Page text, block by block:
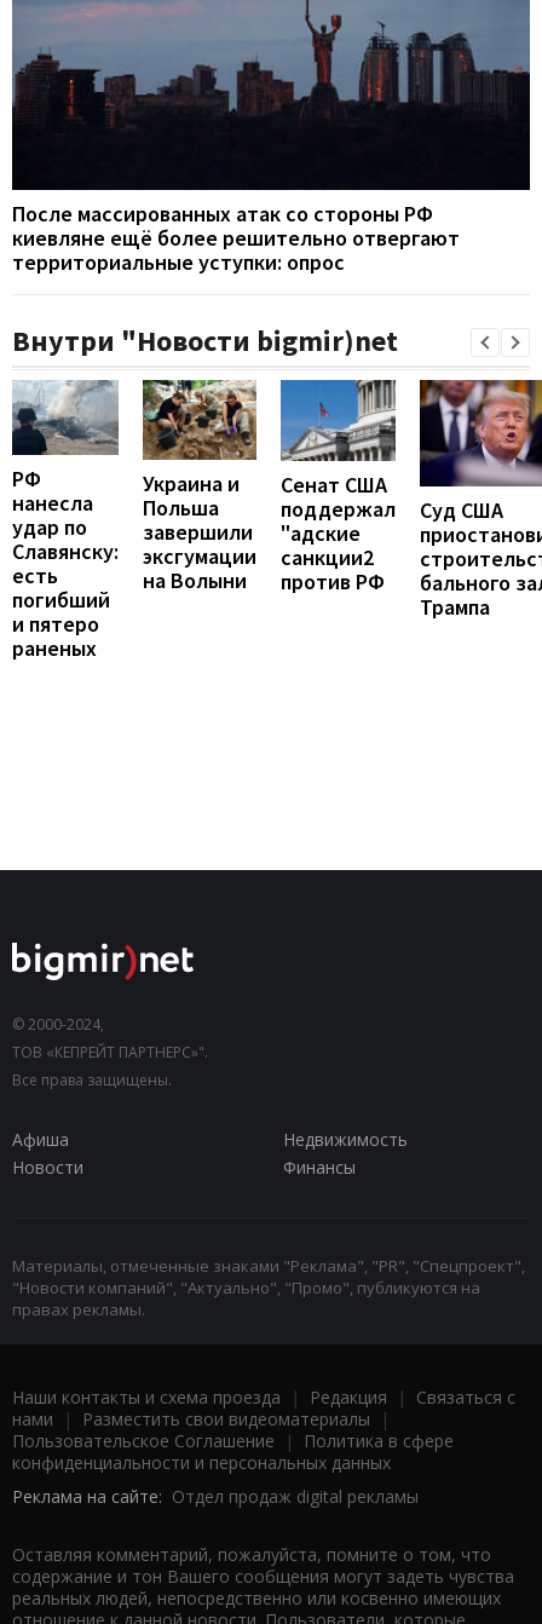
После массированных атак со стороны РФ
киевляне ещё более решительно отвергают
территориальные уступки: опрос
Внутри "Новости bigmir)net
РФ
нанесла
удар по
Славянску:
есть
погибший
и пятеро
раненых
Украина и
Польша
завершили
эксгумации
на Волыни
Сенат США
поддержал
"адские
санкции2
против РФ
Суд США
бального
Трампа
© 2000-2024,
ТОВ «КЕПРЕЙТ ПАРТНЕРС»".
Все права защищены.
Афиша
Недвижимость
Новости
Финансы
Материалы, отмеченные знаками "Реклама", "PR", "Спецпроект",
"Новости компаний", "Актуально", "Промо", публикуются на
правах рекламы.
Наши контакты и схема проезда | Редакция | Связаться с
нами | Разместить свои видеоматериалы |
Пользовательское Соглашение |
Политика в сфере
конфиденциальности и персональных данных
Реклама на сайте: Отдел продаж digital рекламы
Оставляя комментарий, пожалуйста, помните о том, что
содержание и тон Вашего сообщения могут задеть чувства
реальных людей, непосредственно или косвенно имеющих